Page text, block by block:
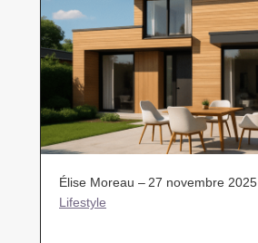
Élise Moreau – 27 novembre 2025
Lifestyle